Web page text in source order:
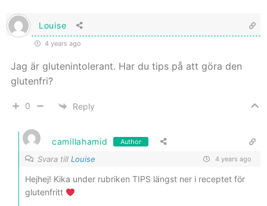
Louise
4 years ago
Jag är glutenintolerant. Har du tips på att göra den
glutenfri?
0 Reply
camillahamid Author
Svara till Louise 4 years ago
Hejhej! Kika under rubriken TIPS längst ner i receptet för
glutenfritt